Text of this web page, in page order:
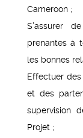
Cameroon ;
S’assurer
prenantes à
les bonnes
Effectuer
et des
supervision
Projet ;